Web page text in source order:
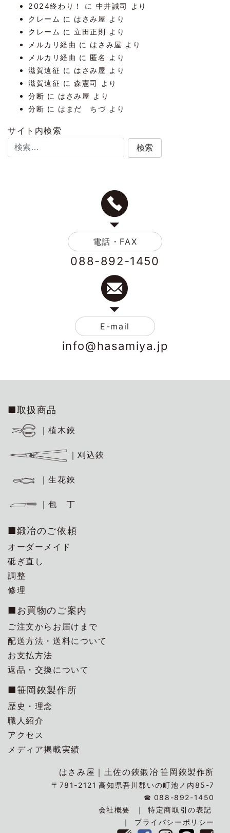
2024終わり！
に 中井誠司
より
クレーム に はさみ屋 より
クレーム に 立田正則 より
メルカリ経由 に はさみ屋 より
メルカリ経由 に匿名
より
滋賀遠征 に はさみ屋 より
滋賀遠征 に森憲司
より
分断 に はさみ屋 より
分断 に はまだ ちづ より
サイト内検索
電話・FAX
088-892-1450
E-mail
info@hasamiya.jp
■取扱商品
｜植木鋏
｜刈込鋏
｜生花鋏
｜包 丁
■鍛冶のご依頼
オーダーメイド
砥ぎ直し
調整
修理
■お買物のご案内
ご注文からお届けまで
配送方法・送料について
お支払方法
返品・交換について
■笹岡鋏製作所
歴史・理念
職人紹介
アクセス
メディア掲載実績
はさみ屋｜ 土佐の鋏鍛冶 笹岡鋏製作所
〒781-2121 高知県吾川郡いの町池ノ内85-7
☎ 088-892-1450
会社概要
特定商取引の表記
プライバシーポリシー